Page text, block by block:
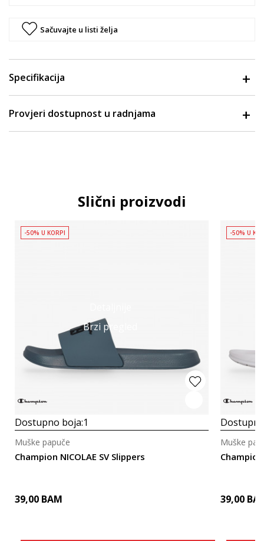
Sačuvajte u listi želja
Specifikacija
Provjeri dostupnost u radnjama
Slični proizvodi
Brzi pregled
-50% U KORPI
Dostupno boja:1
Champion NICOLAE SV Slippers
Muške papuče
39,00 BAM
-50% U
Muške
39,00